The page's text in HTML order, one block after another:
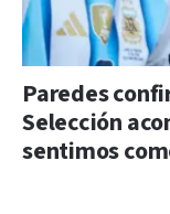
Paredes
Selección
sentimos